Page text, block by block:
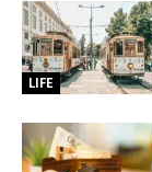
LIFE